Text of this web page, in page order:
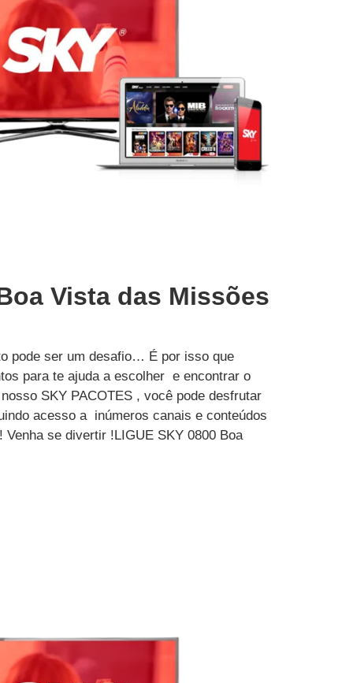
Vista das Missões
pode ser um desafio… É por isso que
para te ajuda a escolher e encontrar o
SKY PACOTES , você pode desfrutar
acesso a inúmeros canais e conteúdos
se divertir !LIGUE SKY 0800 Boa